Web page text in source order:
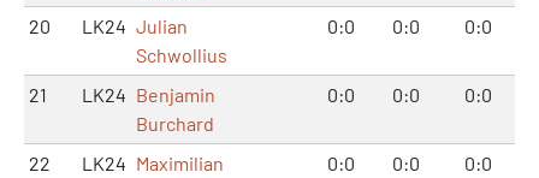
20 LK24 Julian
Schwollius
0:0 0:0 0:0
21 LK24 Benjamin
Burchard
0:0 0:0 0:0
22 LK24 Maximilian
0:0 0:0 0:0